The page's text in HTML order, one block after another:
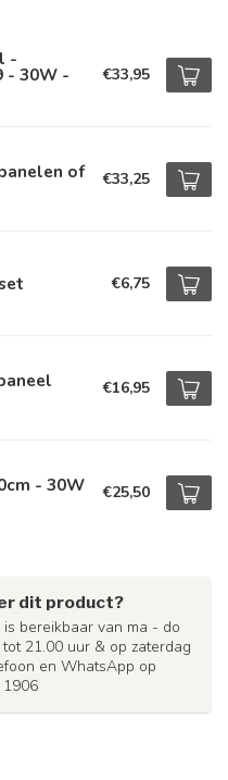
-
- 30W - €33,95
of €33,25
€6,75
€16,95
- 30W €25,50
dit product?
bereikbaar van ma - do
21.00 uur & op zaterdag
en WhatsApp op